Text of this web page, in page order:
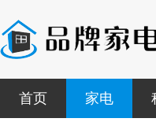
首页 家电